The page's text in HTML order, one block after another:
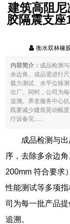
建筑高阻
胶隔震支
衡水双林橡
内容简介： 成品检测
余边角。成品需进行
载力测试、水平位移
出厂。同时，公司为
追溯。养老服务中心
既要减少建筑晃动幅
疗设备完......
成品检测与
序，去除多余边
200mm 符合要求
性能测试等多项
司为每一批产品
追溯。